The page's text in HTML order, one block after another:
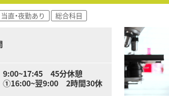
当直・夜勤あり 総合科目
45分休憩
翌9:00 2時間30休